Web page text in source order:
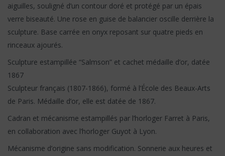
aiguilles, souligné d’un contour doré et protégé par un épais
verre biseauté. Une rose en guise de balancier oscille derrière la
sculpture. Base carrée en onyx reposant sur quatre pieds en
rinceaux ajourés.
Sculpture estampillée “Salmson” et cachet médaille d’or, datée
1867
Sculpteur français (1807-1866), formé à l’École des Beaux-Arts
de Paris. Médaille d’or, elle est datée de 1867.
Cadran et mécanisme estampillés par l’horloger Farret à Paris,
en collaboration avec l’horloger Guyot à Lyon.
Mécanisme d’origine sans modification. Sonnerie aux heures et